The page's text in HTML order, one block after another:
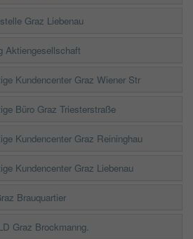
Graz Liebenau
Aktiengesellschaft
Kundencenter Graz Wiener Str
Büro Graz Triesterstraße
Kundencenter Graz Reininghau
Kundencenter Graz Liebenau
Brauquartier
Graz Brockmanng.